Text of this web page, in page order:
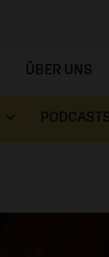
ÜBER UNS